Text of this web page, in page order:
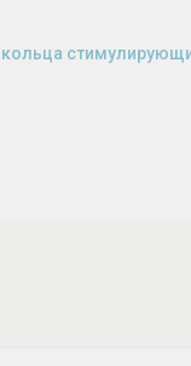
кольца